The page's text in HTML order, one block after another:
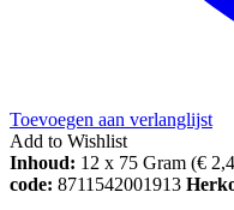
Toevoegen aan verlanglijst
Add to Wishlist
Inhoud: 12 x 75 Gram (€
code: 8711542001913